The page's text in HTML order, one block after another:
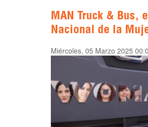
MAN Truck & Bus,
Nacional de la
Miércoles, 05 Marzo 2025